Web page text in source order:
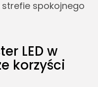
spokojnego
LED w
korzyści